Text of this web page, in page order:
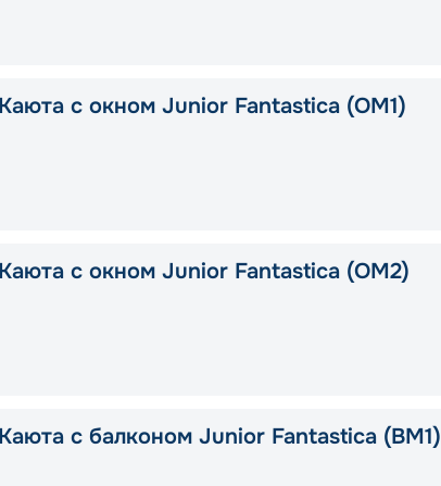
Каюта с окном Junior Fantastica (OM1)
Каюта с окном Junior Fantastica (OM2)
Каюта с балконом Junior Fantastica (BM1)